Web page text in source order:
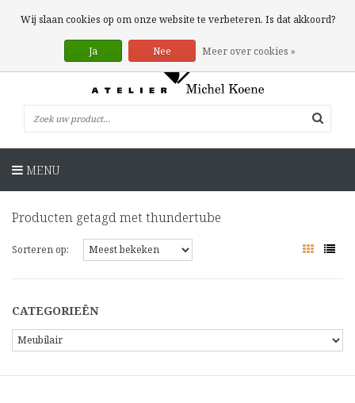
0 Artikelen
MENU
Producten getagd met thundertube
Sorteren op:
CATEGORIEËN
Wij slaan cookies op om onze website te verbeteren. Is dat akkoord?
Ja Nee Meer over cookies »